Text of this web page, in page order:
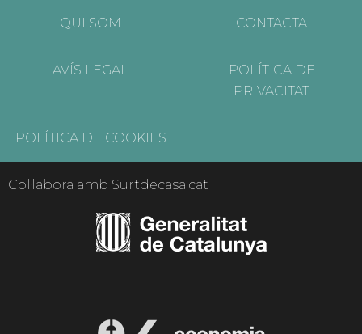
QUI SOM CONTACTA
AVÍS LEGAL
POLÍTICA DE
PRIVACITAT
POLÍTICA DE COOKIES
Col·labora amb Surtdecasa.cat